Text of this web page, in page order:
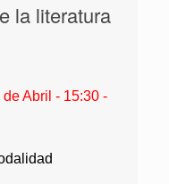
la literatura
Abril - 15:30 -